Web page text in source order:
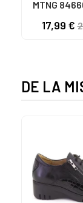
MTNG
C59785 - -
17,99 €
DE LA